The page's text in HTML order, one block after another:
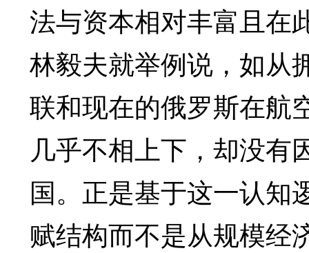
法与资本相对丰富且在
林毅夫就举例说，如从
联和现在的俄罗斯在航
几乎不相上下，却没有
国。正是基于这一认知
赋结构而不是从规模经